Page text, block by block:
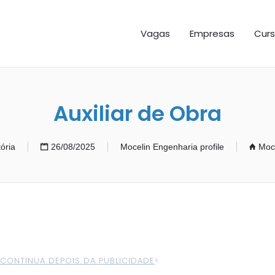
Vagas Empresas
Auxiliar de Obra
26/08/2025 Mocelin Engenharia profile
DEPOIS DA PUBLICIDADE<